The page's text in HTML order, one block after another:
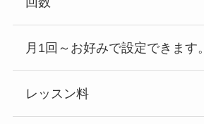
月1回～お好みで設定できます。
レッスン料